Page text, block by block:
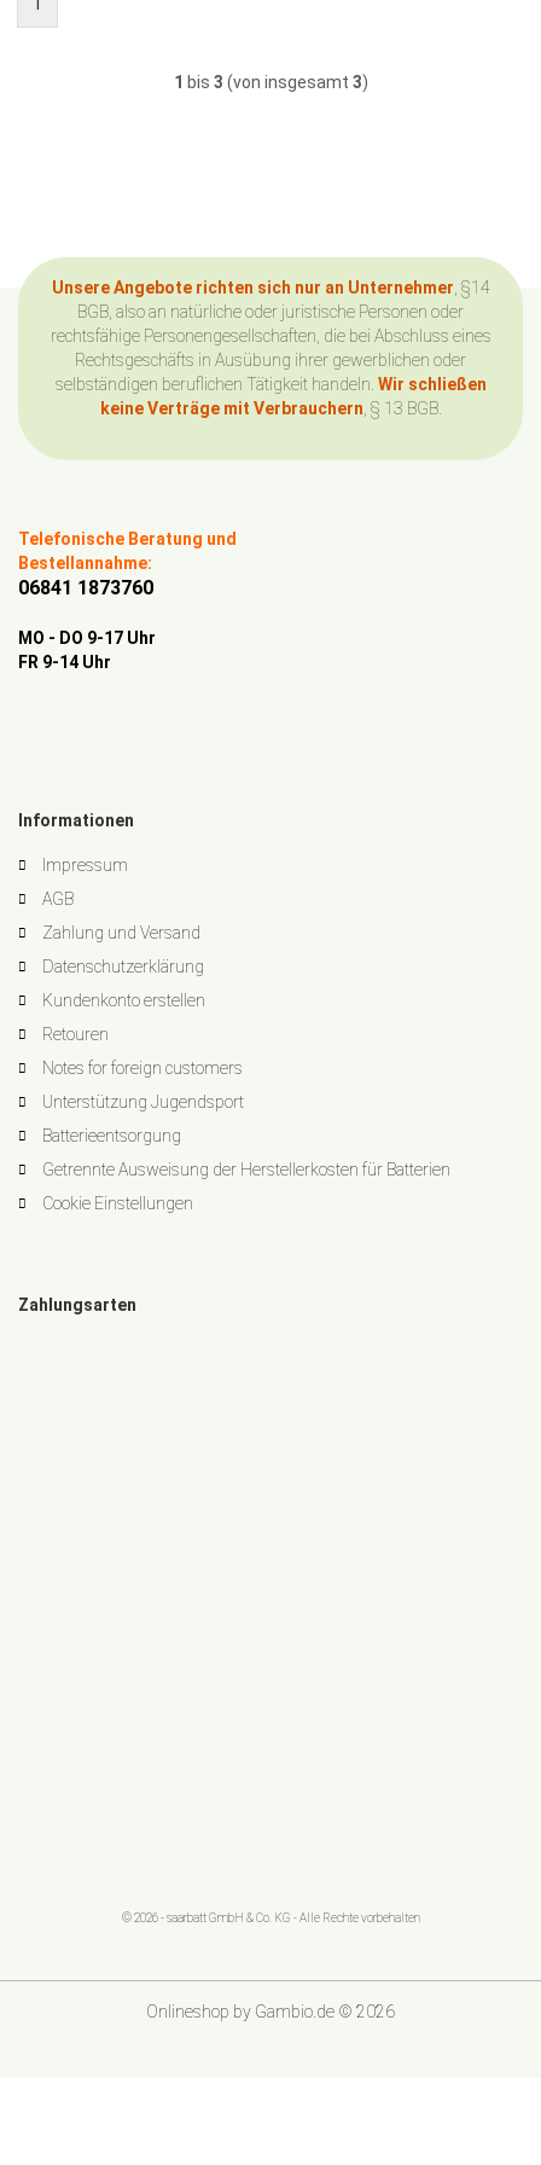
1 bis 3 (von insgesamt 3)
Unsere Angebote richten sich nur an Unternehmer , §14
BGB, also an natürliche oder juristische Personen oder
rechtsfähige Personengesellschaften, die bei Abschluss eines
Rechtsgeschäfts in Ausübung ihrer gewerblichen oder
selbständigen beruflichen Tätigkeit handeln. Wir schließen
keine Verträge mit Verbrauchern , § 13 BGB.
Telefonische Beratung und
Bestellannahme:
06841 1873760
MO - DO 9-17 Uhr
FR 9-14 Uhr
Informationen
Impressum
AGB
Zahlung und Versand
Datenschutzerklärung
Kundenkonto erstellen
Retouren
Notes for foreign customers
Unterstützung Jugendsport
Batterieentsorgung
Getrennte Ausweisung der Herstellerkosten für Batterien
Cookie Einstellungen
Zahlungsarten
© 2026 - saarbatt GmbH & Co. KG - Alle Rechte vorbehalten
Onlineshop by Gambio.de © 2026